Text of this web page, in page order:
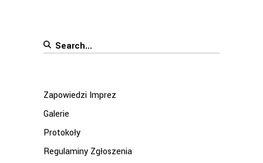
Search
Zapowiedzi Imprez
Galerie
Protokoły
Regulaminy Zgłoszenia